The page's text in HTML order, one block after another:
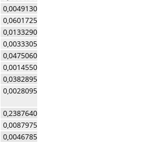
0,0049130
0,0601725
0,0133290
0,0033305
0,0475060
0,0014550
0,0382895
0,0028095
0,2387640
0,0087975
0,0046785